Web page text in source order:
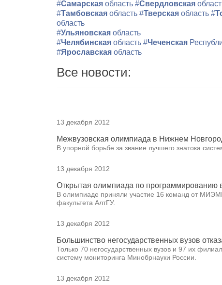
#Самарская область #Свердловская
#Тамбовская область #Тверская область #
область
#Ульяновская область
#Челябинская область #Чеченская
#Ярославская область
Все новости:
13 декабря 2012
Межвузовская олимпиада в Нижнем
В упорной борьбе за звание лучшего знатока
13 декабря 2012
Открытая олимпиада по программированию
В олимпиаде приняли участие 16 команд от
факультета АлтГУ.
13 декабря 2012
Большинство негосударственных вузов
Только 70 негосударственных вузов и 97 их
систему мониторинга Минобрнауки России.
13 декабря 2012